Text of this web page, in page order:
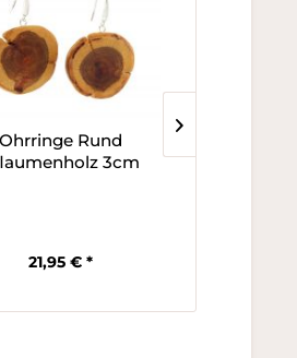
Ohrringe Rund
3cm
21,95 € *